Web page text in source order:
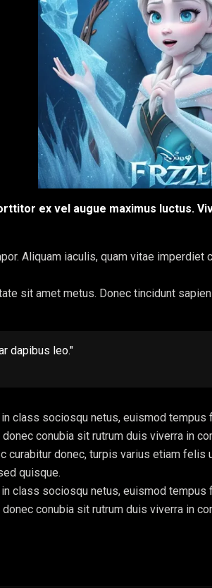
ex vel augue maximus luctus.
Aliquam iaculis, quam vitae imperdiet
sit amet metus. Donec tincidunt
dapibus leo."
class sociosqu netus, euismod
conubia sit rutrum duis viverra in
curabitur donec, turpis varius etiam
quisque.
class sociosqu netus, euismod
conubia sit rutrum duis viverra in